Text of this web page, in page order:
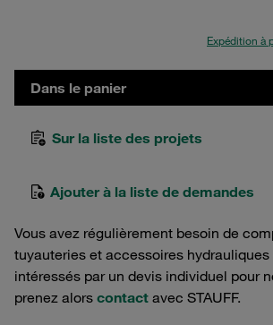
Expédition à
Dans le panier
Sur la liste des projets
Ajouter à la liste de demandes
Vous avez régulièrement besoin de
tuyauteries et accessoires
intéressés par un devis individuel pour
prenez alors contact avec STAUFF.